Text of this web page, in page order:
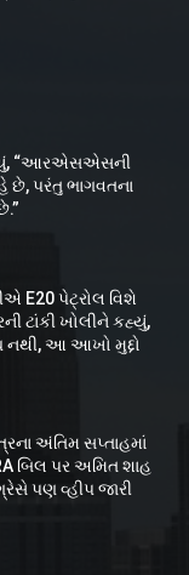
“આરએસએસની
છે, પરંતુ ભાગવતના
E20 પેટ્રોલ વિશે
ટાંકી ખોલીને કહ્યું,
નથી, આ આખો મુદ્દો
અંતિમ સપ્તાહમાં
બિલ પર અમિત શાહ
પણ વ્હીપ જારી